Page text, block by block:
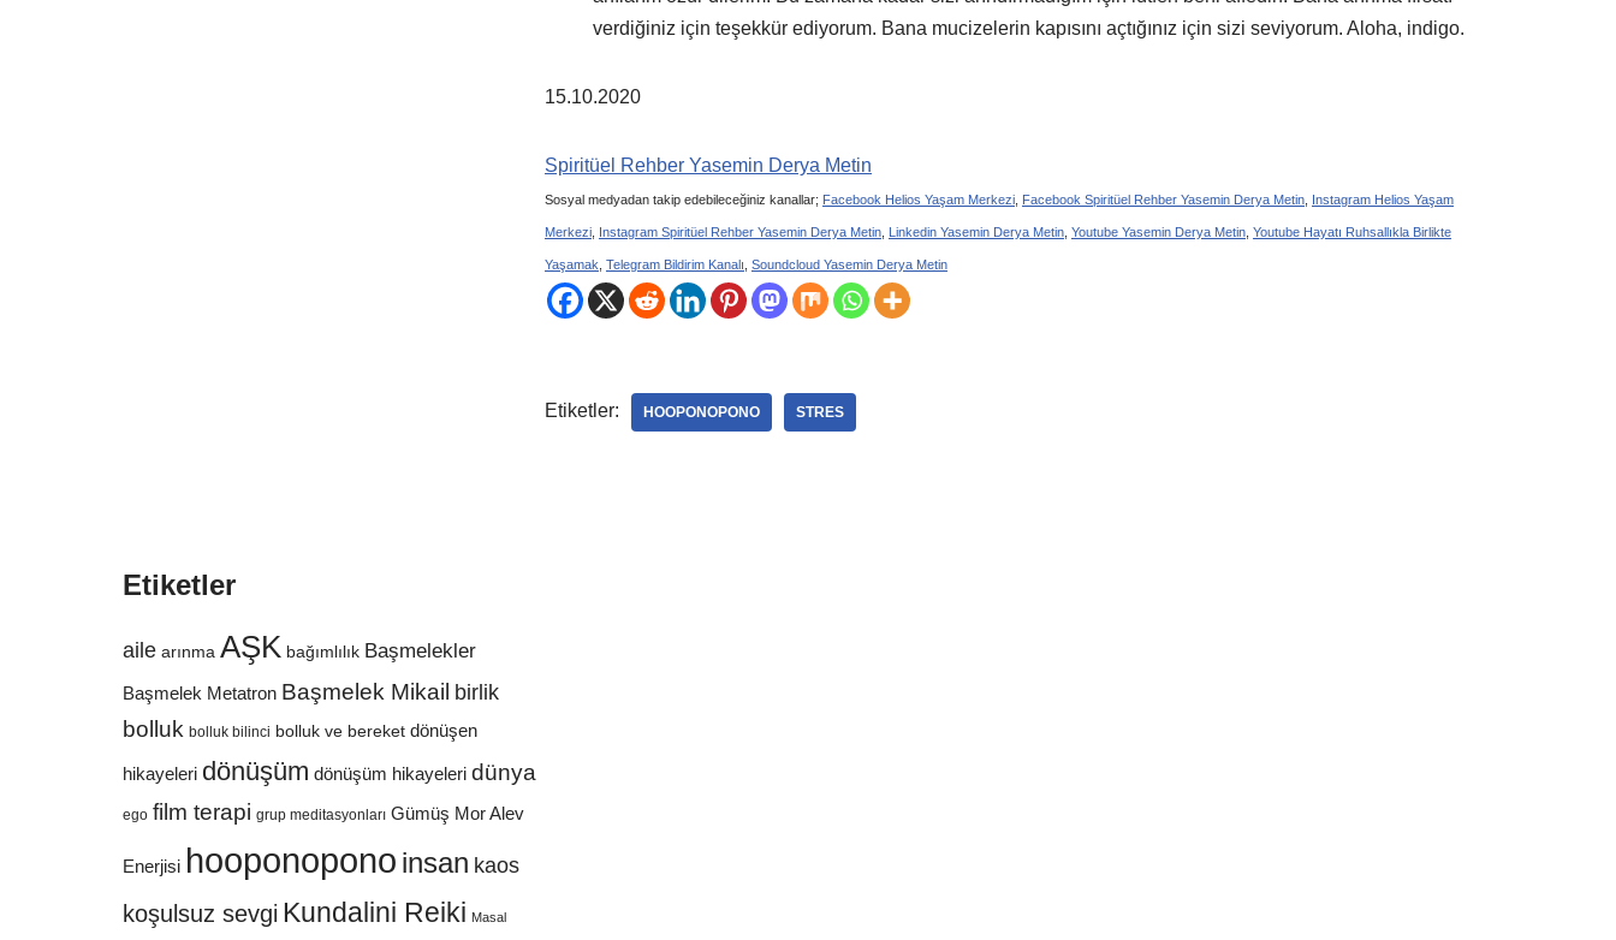
verdiğiniz için teşekkür ediyorum. Bana mucizelerin kapısını açtığınız için sizi seviyorum. Aloha, indigo.
15.10.2020
Spiritüel Rehber Yasemin Derya Metin
Sosyal medyadan takip edebileceğiniz kanallar; Facebook Helios Yaşam Merkezi Facebook Spiritüel Rehber Yasemin Derya Metin Instagram Helios Yaşam
Merkezi Instagram Spiritüel Rehber Yasemin Derya Metin Linkedin Yasemin Derya Metin Youtube Yasemin Derya Metin Youtube Hayatı Ruhsallıkla Birlikte
Yaşamak Telegram Bildirim Kanalı Soundcloud Yasemin Derya Metin
Etiketler: HOOPONOPONO STRES
Etiketler
aile arınma AŞK bağımlılık Başmelekler
Başmelek Metatron Başmelek Mikail birlik
bolluk bolluk bilinci bolluk ve bereket dönüşen
hikayeleri dönüşüm dönüşüm hikayeleri dünya
ego film terapi grup meditasyonları Gümüş Mor Alev
Enerjisi hooponopono insan kaos
koşulsuz sevgi Kundalini Reiki Masal